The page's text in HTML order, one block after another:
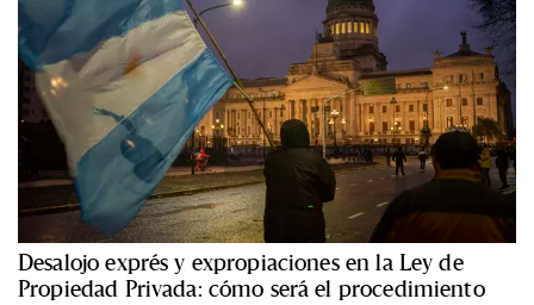
Desalojo exprés y expropiaciones en la Ley de
Propiedad Privada: cómo será el procedimiento